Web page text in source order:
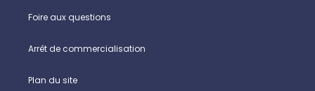
Foire aux questions
Arrêt de commercialisation
Plan du site